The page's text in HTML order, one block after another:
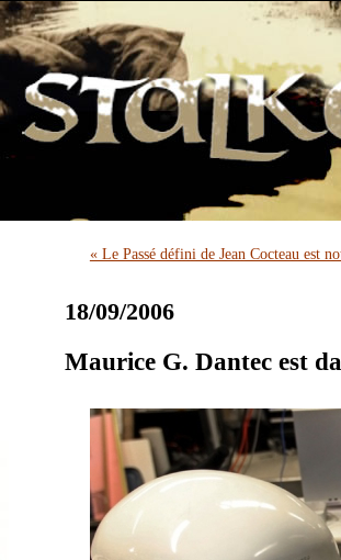
« Le Passé défini de Jean Cocteau est
18/09/2006
Maurice G. Dantec est